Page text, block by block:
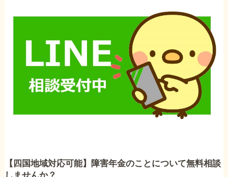
【四国地域対応可能】障害年金のことについて無料相談
しませんか？